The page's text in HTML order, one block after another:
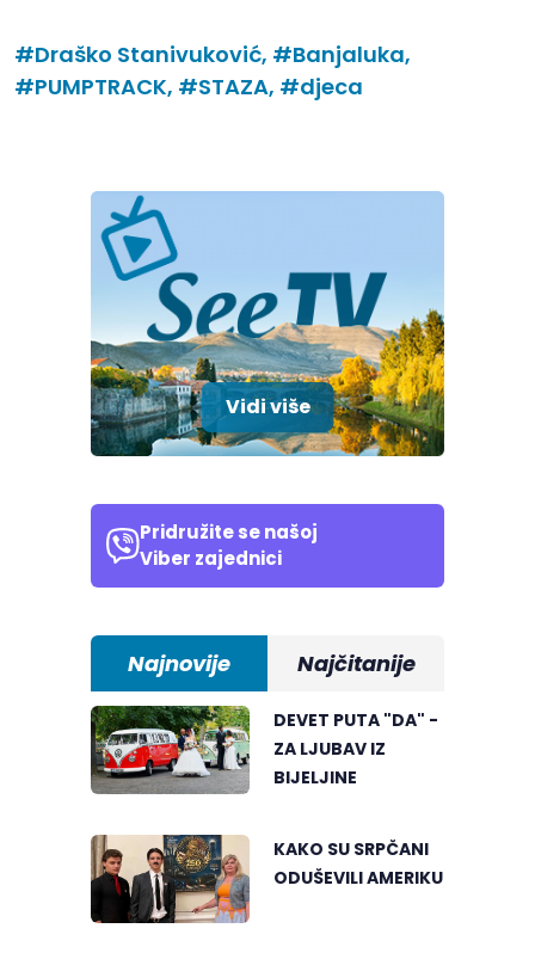
#Draško Stanivuković, #Banjaluka,
#PUMPTRACK, #STAZA, #djeca
Vidi više
Pridružite se našoj
Viber zajednici
Najnovije Najčitanije
DEVET PUTA "DA" -
ZA LJUBAV IZ
BIJELJINE
KAKO SU SRPČANI
ODUŠEVILI AMERIKU